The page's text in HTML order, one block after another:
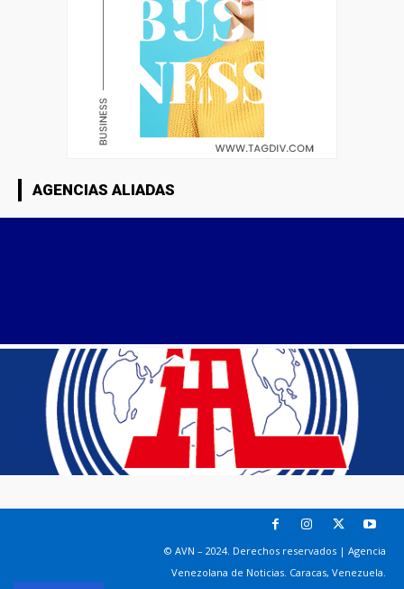
AGENCIAS ALIADAS
© AVN – 2024. Derechos reservados | Agencia
Venezolana de Noticias. Caracas, Venezuela.